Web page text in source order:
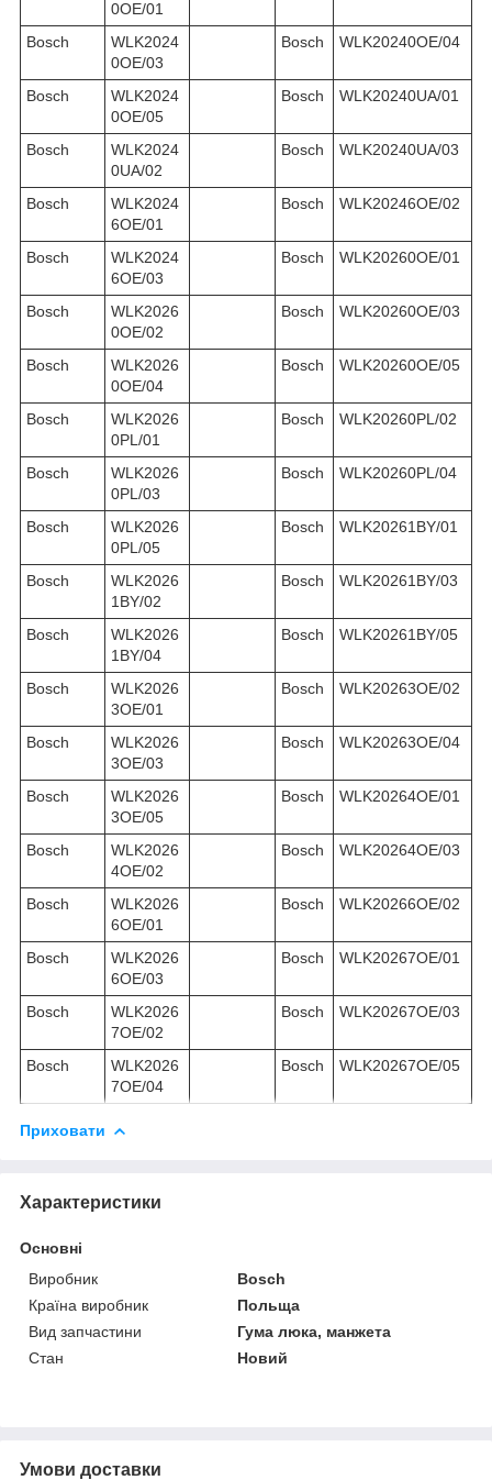
0OE/01
Bosch
WLK2024
0OE/03
Bosch WLK20240OE/04
Bosch
WLK2024
0OE/05
Bosch WLK20240UA/01
Bosch
WLK2024
0UA/02
Bosch WLK20240UA/03
Bosch
WLK2024
6OE/01
Bosch WLK20246OE/02
Bosch
WLK2024
6OE/03
Bosch WLK20260OE/01
Bosch
WLK2026
0OE/02
Bosch WLK20260OE/03
Bosch
WLK2026
0OE/04
Bosch WLK20260OE/05
Bosch
WLK2026
0PL/01
Bosch WLK20260PL/02
Bosch
WLK2026
0PL/03
Bosch WLK20260PL/04
Bosch
WLK2026
0PL/05
Bosch WLK20261BY/01
Bosch
WLK2026
1BY/02
Bosch WLK20261BY/03
Bosch
WLK2026
1BY/04
Bosch WLK20261BY/05
Bosch
WLK2026
3OE/01
Bosch WLK20263OE/02
Bosch
WLK2026
3OE/03
Bosch WLK20263OE/04
Bosch
WLK2026
3OE/05
Bosch WLK20264OE/01
Bosch
WLK2026
4OE/02
Bosch WLK20264OE/03
Bosch
WLK2026
6OE/01
Bosch WLK20266OE/02
Bosch
WLK2026
6OE/03
Bosch WLK20267OE/01
Bosch
WLK2026
7OE/02
Bosch WLK20267OE/03
Bosch
WLK2026
7OE/04
Bosch WLK20267OE/05
Приховати
Характеристики
Основні
Виробник
Bosch
Країна виробник
Польща
Вид запчастини
Гума люка, манжета
Стан
Новий
Умови доставки